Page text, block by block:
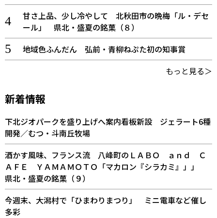
甘さ上品、少し冷やして 北秋田市の晩梅「ル・デセ
ール」 県北・盛夏の銘菓（８）
地域色ふんだん 弘前・青柳ねぷた初の知事賞
もっと見る＞
新着情報
下北ジオパークを盛り上げへ案内看板新設 ジェラート6種
開発／むつ・斗南丘牧場
酒かす風味、フランス流 八峰町のＬＡＢＯ ａｎｄ Ｃ
ＡＦＥ ＹＡＭＡＭＯＴＯ「マカロン『シラカミ』」」
県北・盛夏の銘菓（９）
今週末、大潟村で「ひまわりまつり」 ミニ電車など催し
多彩